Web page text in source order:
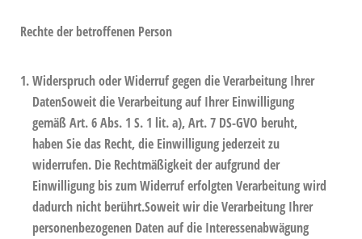
Rechte der betroffenen Person
Widerspruch oder Widerruf gegen die Verarbeitung Ihrer
DatenSoweit die Verarbeitung auf Ihrer Einwilligung
gemäß Art. 6 Abs. 1 S. 1 lit. a), Art. 7 DS-GVO beruht,
haben Sie das Recht, die Einwilligung jederzeit zu
widerrufen. Die Rechtmäßigkeit der aufgrund der
Einwilligung bis zum Widerruf erfolgten Verarbeitung wird
dadurch nicht berührt.Soweit wir die Verarbeitung Ihrer
personenbezogenen Daten auf die Interessenabwägung